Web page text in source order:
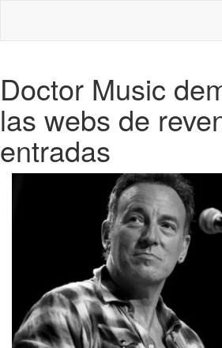
Doctor Music
las webs de
entradas